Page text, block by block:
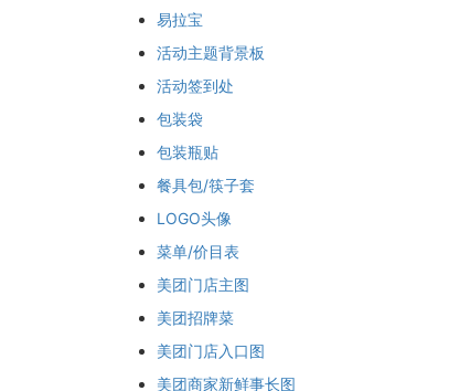
易拉宝
活动主题背景板
活动签到处
包装袋
包装瓶贴
餐具包/筷子套
LOGO头像
菜单/价目表
美团门店主图
美团招牌菜
美团门店入口图
美团商家新鲜事长图